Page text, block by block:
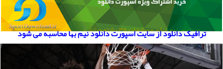
ترافیک دانلود از سایت اسپورت دانلود نیم بها محاسبه می شود